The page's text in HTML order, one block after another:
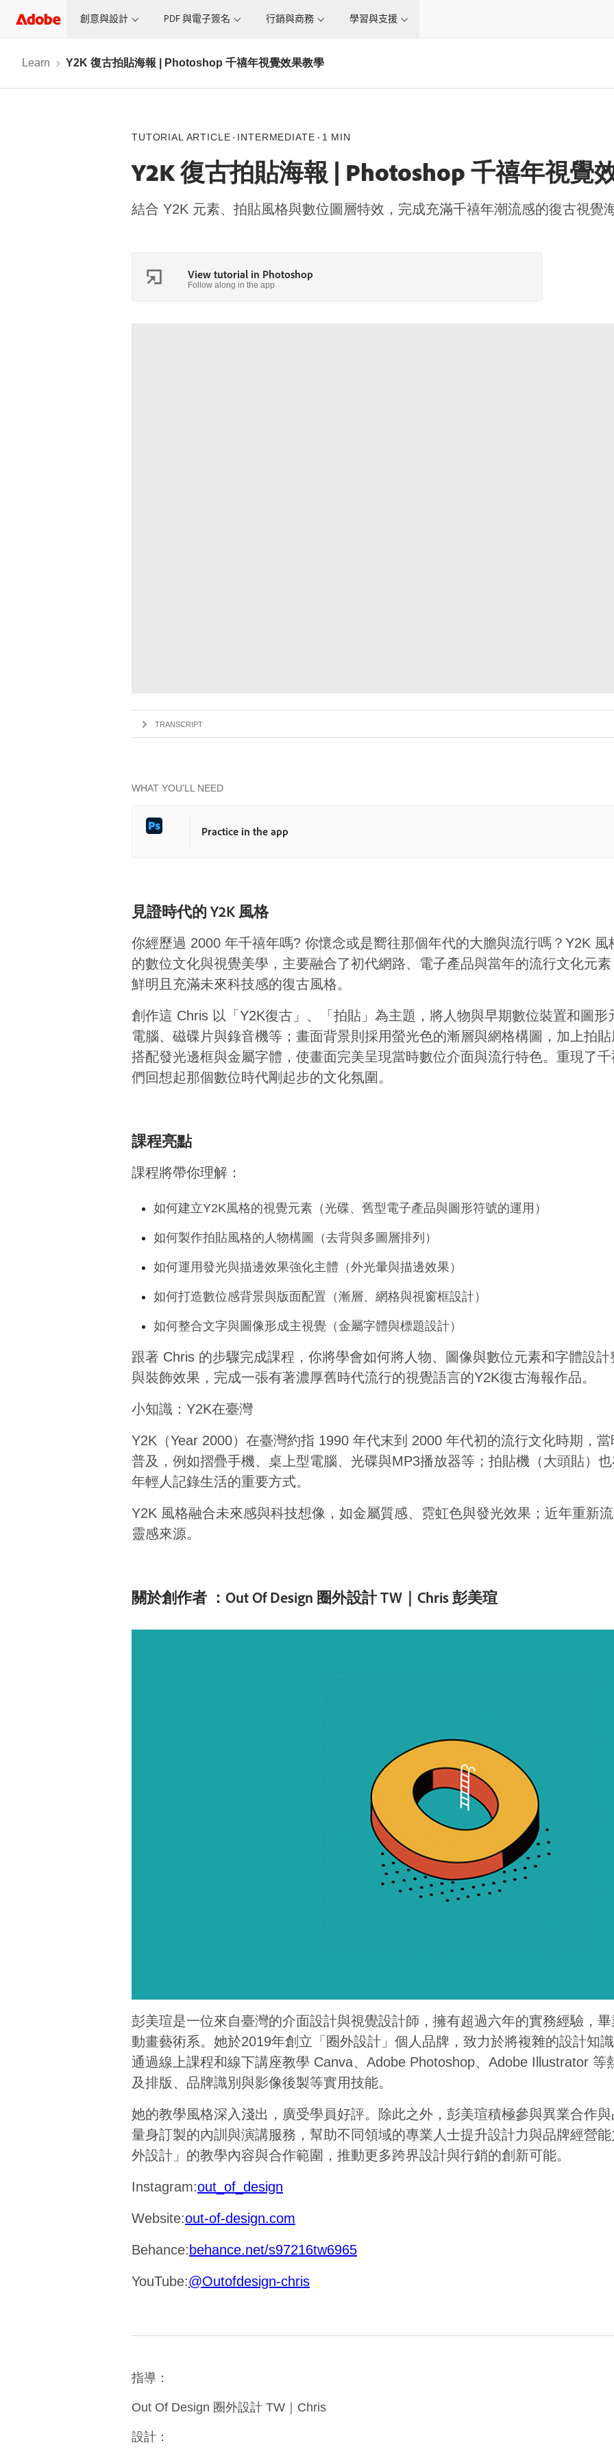
創意與設計 PDF 與電子簽名 行銷與商務 學習與支援
Learn Y2K 復古拍貼海報 | Photoshop 千禧年視覺效果教學
TUTORIAL ARTICLE INTERMEDIATE 1 MIN
Y2K 復古拍貼海報 | Photoshop 千禧年視覺
結合 Y2K 元素、拍貼風格與數位圖層特效，完成充滿千禧年潮流感的復古視覺海
View tutorial in Photoshop
Follow along in the app
TRANSCRIPT
WHAT YOU’LL NEED
Practice in the app
見證時代的 Y2K 風格
你經歷過 2000 年千禧年嗎? 你懷念或是嚮往那個年代的大膽與流行嗎？Y2K
的數位文化與視覺美學，主要融合了初代網路、電子產品與當年的流行文化元
鮮明且充滿未來科技感的復古風格。
創作這 Chris 以「Y2K復古」、「拍貼」為主題，將人物與早期數位裝置和圖形
電腦、磁碟片與錄音機等；畫面背景則採用螢光色的漸層與網格構圖，加上拍
搭配發光邊框與金屬字體，使畫面完美呈現當時數位介面與流行特色。重現了
們回想起那個數位時代剛起步的文化氛圍。
課程亮點
課程將帶你理解：
如何建立Y2K風格的視覺元素（光碟、舊型電子產品與圖形符號的運用）
如何製作拍貼風格的人物構圖（去背與多圖層排列）
如何運用發光與描邊效果強化主體（外光暈與描邊效果）
如何打造數位感背景與版面配置（漸層、網格與視窗框設計）
如何整合文字與圖像形成主視覺（金屬字體與標題設計）
跟著 Chris 的步驟完成課程，你將學會如何將人物、圖像與數位元素和字體設
與裝飾效果，完成一張有著濃厚舊時代流行的視覺語言的Y2K復古海報作品。
小知識：Y2K在臺灣
Y2K（Year 2000）在臺灣約指 1990 年代末到 2000 年代初的流行文化時期，
普及，例如摺疊手機、桌上型電腦、光碟與MP3播放器等；拍貼機（大頭貼）
年輕人記錄生活的重要方式。
Y2K 風格融合未來感與科技想像，如金屬質感、霓虹色與發光效果；近年重新
靈感來源。
關於創作者 ：Out Of Design 圈外設計 TW｜Chris 彭美瑄
彭美瑄是一位來自臺灣的介面設計與視覺設計師，擁有超過六年的實務經驗，
動畫藝術系。她於2019年創立「圈外設計」個人品牌，致力於將複雜的設計知
通過線上課程和線下講座教學 Canva、Adobe Photoshop、Adobe Illustrator 等
及排版、品牌識別與影像後製等實用技能。
她的教學風格深入淺出，廣受學員好評。除此之外，彭美瑄積極參與異業合作
量身訂製的內訓與演講服務，幫助不同領域的專業人士提升設計力與品牌經營
外設計」的教學內容與合作範圍，推動更多跨界設計與行銷的創新可能。
Instagram:out_of_design
Website:out-of-design.com
Behance: behance.net/s97216tw6965
YouTube:@Outofdesign-chris
指導：
Out Of Design 圈外設計 TW｜Chris
設計：